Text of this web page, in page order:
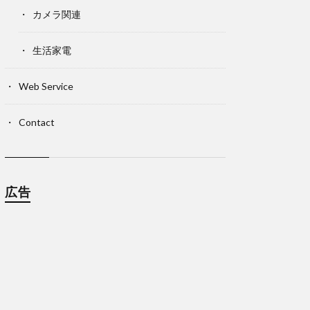
カメラ関連
生活家電
Web Service
Contact
広告